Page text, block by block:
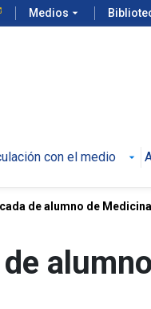
Medios arrow_drop_down
con el medio
de alumno de Medicina